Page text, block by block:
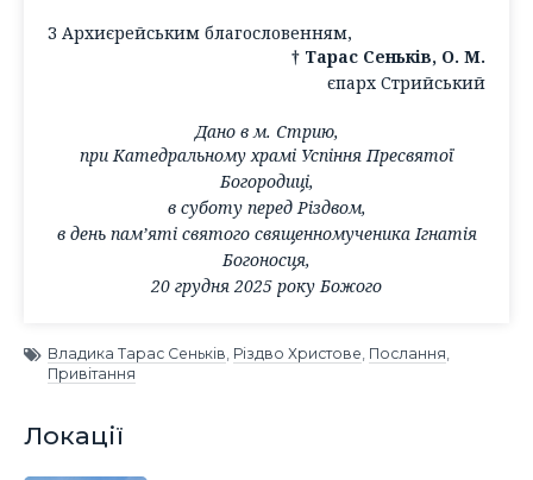
З Архиєрейським благословенням,
† Тарас Сеньків, О. М.
єпарх Стрийський
Дано в м. Стрию,
при Катедральному храмі Успіння Пресвятої
Богородиці,
в суботу перед Різдвом,
в день пам’яті святого священномученика Ігнатія
Богоносця,
20 грудня 2025 року Божого
Владика Тарас Сеньків Різдво Христове Послання
Привітання
Локації